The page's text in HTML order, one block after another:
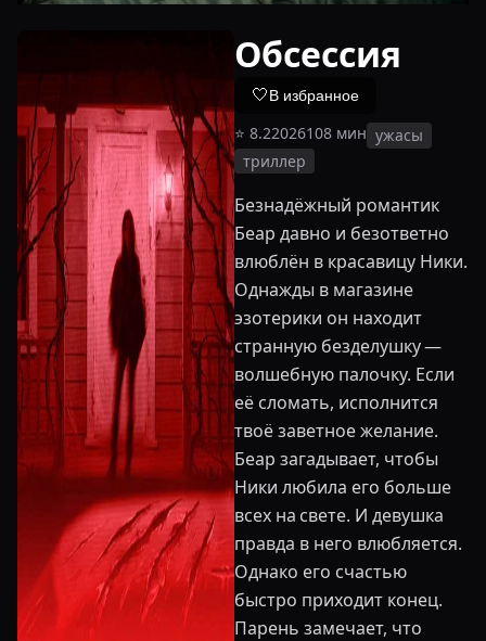
Обсессия
🤍В избранное
⭐ 8.22026108 мин ужасы
триллер
Безнадёжный романтик
Беар давно и безответно
влюблён в красавицу Ники.
Однажды в магазине
эзотерики он находит
странную безделушку —
волшебную палочку. Если
её сломать, исполнится
твоё заветное желание.
Беар загадывает, чтобы
Ники любила его больше
всех на свете. И девушка
правда в него влюбляется.
Однако его счастью
быстро приходит конец.
Парень замечает, что